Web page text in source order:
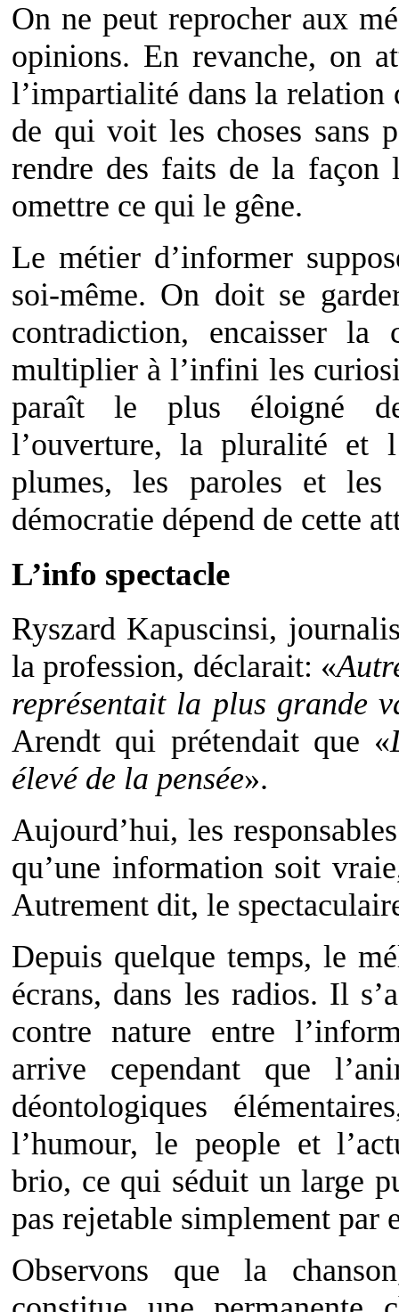
On ne peut reprocher aux
opinions. En revanche, on
l’impartialité dans la relation
de qui voit les choses sans
rendre des faits de la façon
omettre ce qui le gêne.
Le métier d’informer
soi-même. On doit se
contradiction, encaisser la
multiplier à l’infini les
paraît le plus éloigné
l’ouverture, la pluralité et
plumes, les paroles et les
démocratie dépend de cette
L’info spectacle
Ryszard Kapuscinsi,
la profession, déclarait: «
représentait la plus grande
Arendt qui prétendait que «
élevé de la pensée».
Aujourd’hui, les
qu’une information soit
Autrement dit, le
Depuis quelque temps, le
écrans, dans les radios. Il
contre nature entre
arrive cependant que
déontologiques
l’humour, le people et
brio, ce qui séduit un large
pas rejetable simplement par
Observons que la